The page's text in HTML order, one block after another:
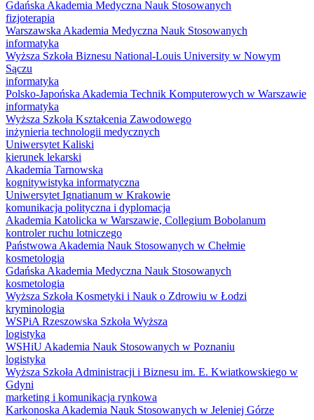
Gdańska Akademia Medyczna Nauk Stosowanych
fizjoterapia
Warszawska Akademia Medyczna Nauk Stosowanych
informatyka
Wyższa Szkoła Biznesu National-Louis University w Nowym
Sączu
informatyka
Polsko-Japońska Akademia Technik Komputerowych w Warszawie
informatyka
Wyższa Szkoła Kształcenia Zawodowego
inżynieria technologii medycznych
Uniwersytet Kaliski
kierunek lekarski
Akademia Tarnowska
kognitywistyka informatyczna
Uniwersytet Ignatianum w Krakowie
komunikacja polityczna i dyplomacja
Akademia Katolicka w Warszawie, Collegium Bobolanum
kontroler ruchu lotniczego
Państwowa Akademia Nauk Stosowanych w Chełmie
kosmetologia
Gdańska Akademia Medyczna Nauk Stosowanych
kosmetologia
Wyższa Szkoła Kosmetyki i Nauk o Zdrowiu w Łodzi
kryminologia
WSPiA Rzeszowska Szkoła Wyższa
logistyka
WSHiU Akademia Nauk Stosowanych w Poznaniu
logistyka
Wyższa Szkoła Administracji i Biznesu im. E. Kwiatkowskiego w
Gdyni
marketing i komunikacja rynkowa
Karkonoska Akademia Nauk Stosowanych w Jeleniej Górze